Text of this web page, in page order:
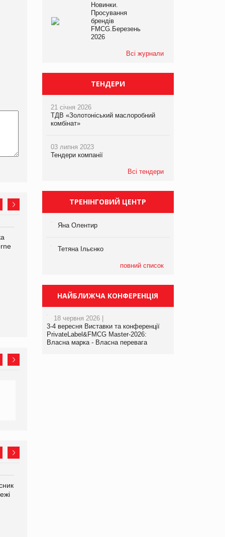
знищення своєї продукції
expert від власної ТМ
Новинки.
Просування
брендів
FMCG.Березень
2026
Всі журнали
ТЕНДЕРИ
21 січня 2026
ТДВ «Золотоніський маслоробний
комбінат»
03 липня 2023
Тендери компанії
Всі тендери
ТРЕНІНГОВИЙ ЦЕНТР
Яна Олентир
Тетяна Ільєнко
повний список
НАЙБЛИЖЧА КОНФЕРЕНЦІЯ
18 червня 2026 |
3-4 вересня Виставки та конференції
PrivateLabel&FMCG Master-2026:
Власна марка - Власна перевага